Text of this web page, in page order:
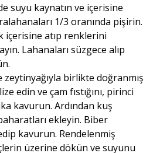
suyu kaynatın ve içerisine
1/3 oranında pişirin.
içerisine atıp renklerini
Lahanaları süzgece alıp
zeytinyağıyla birlikte doğranmış
edin ve çam fıstığını, pirinci
kavurun. Ardından kuş
ekleyin. Biber
kavurun. Rendelenmiş
üzerine dökün ve suyunu